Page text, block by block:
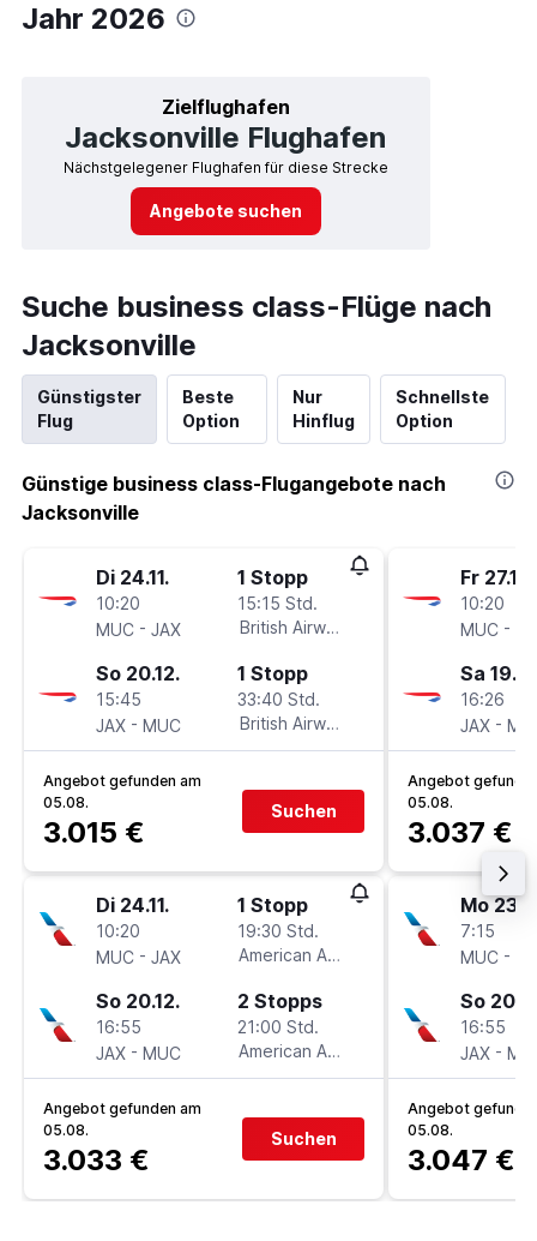
Jahr 2026
Zielflughafen
Jacksonville Flughafen
Nächstgelegener Flughafen für diese Strecke
Angebote suchen
Suche business class-Flüge nach
Jacksonville
Günstigster
Flug
Beste
Option
Nur
Hinflug
Schnellste
Option
Günstige business class-Flugangebote nach
Jacksonville
Di 24.11.
10:20
MUC - JAX
1 Stopp
15:15 Std.
British Airways
So 20.12.
15:45
JAX - MUC
1 Stopp
33:40 Std.
British Airways
Angebot gefunden am
05.08.
3.015 €
Suchen
Di 24.11.
10:20
MUC - JAX
1 Stopp
19:30 Std.
American Airlines
So 20.12.
16:55
JAX - MUC
2 Stopps
21:00 Std.
American Airlines
Angebot gefunden am
05.08.
3.033 €
Suchen
Fr 27.11.
10:20
MUC -
Sa
16:26
JAX -
Angebot
05.08.
3.037 €
Mo
7:15
MUC -
So
16:55
JAX -
Angebot
05.08.
3.047 €